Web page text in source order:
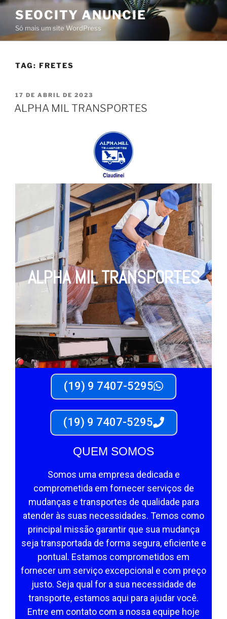
SEOCITY ANUNCIE
Só mais um site WordPress
TAG: FRETES
17 DE ABRIL DE 2023
ALPHA MIL TRANSPORTES
ALPHA MIL TRANSPORTES
(19) 9 7407-5295
(19) 9 7407-5295
QUEM SOMOS
Somos uma empresa dedicada e
comprometida em fornecer serviços de
mudanças e transportes de qualidade para
atender às suas necessidades. Temos como
principal missão garantir que sua mudança
seja transportada de forma segura, eficiente e
pontual. Estamos comprometidos em
fornecer um serviço excepcional e com preço
justo. Seja qual for a sua necessidade de
transporte, estamos aqui para ajudar você.
Entre em contato com a nossa equipe hoje